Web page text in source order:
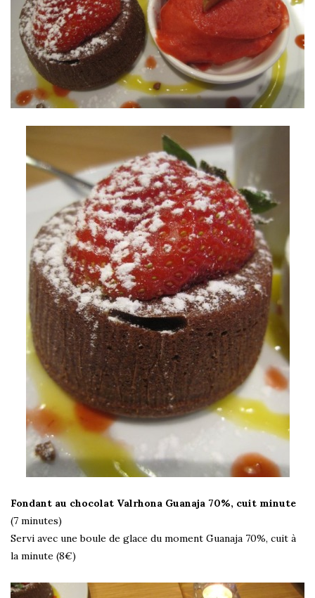
Fondant au chocolat Valrhona Guanaja 70%, cuit minute
(7 minutes)
Servi avec une boule de glace du moment Guanaja 70%, cuit à
la minute (8€)